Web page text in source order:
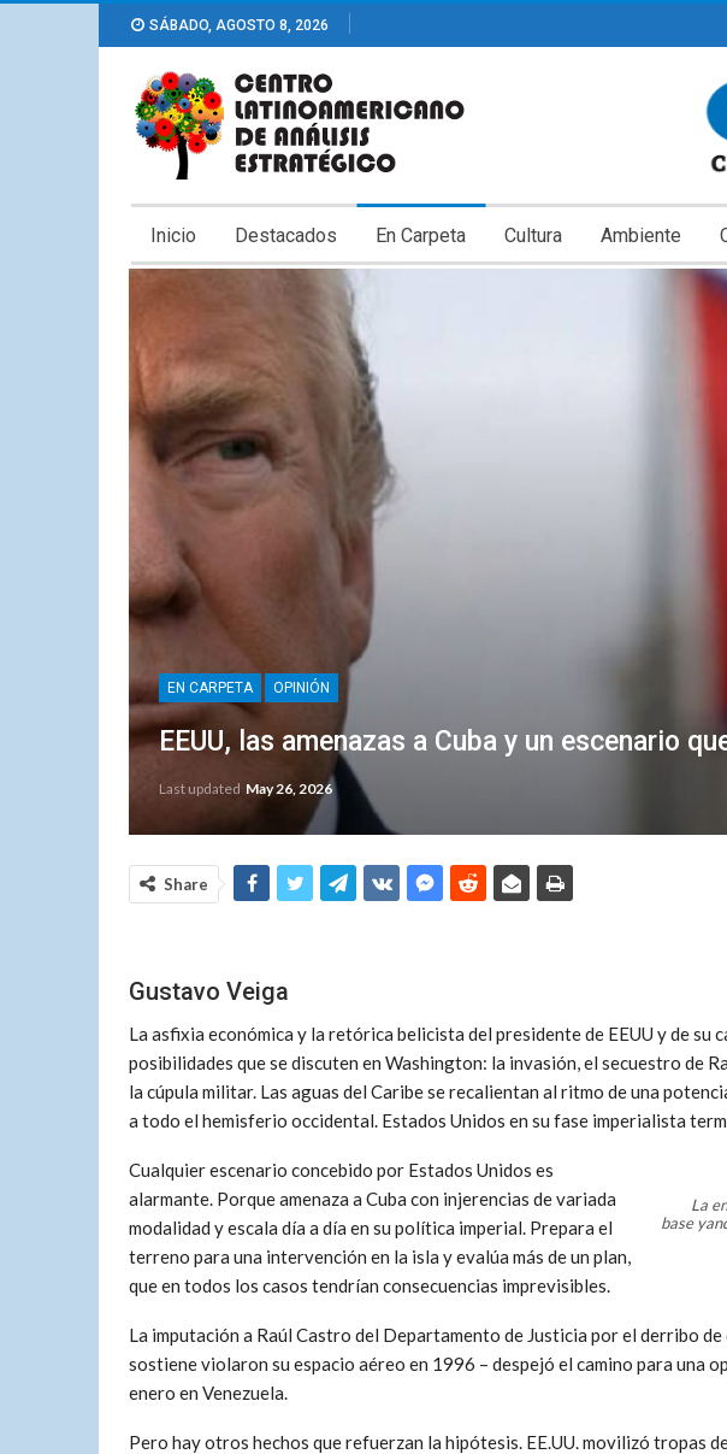
SÁBADO, AGOSTO 8, 2026
Inicio Destacados En Carpeta Cultura Ambiente
EN CARPETA OPINIÓN
EEUU, las amenazas a Cuba y un escenario
Last updated May 26, 2026
Share
Gustavo Veiga
La asfixia económica y la retórica belicista del presidente de EEUU y de su
posibilidades que se discuten en Washington: la invasión, el secuestro de
la cúpula militar. Las aguas del Caribe se recalientan al ritmo de una
a todo el hemisferio occidental. Estados Unidos en su fase imperialista
La
base
Cualquier escenario concebido por Estados Unidos es
alarmante. Porque amenaza a Cuba con injerencias de variada
modalidad y escala día a día en su política imperial. Prepara el
terreno para una intervención en la isla y evalúa más de un plan,
que en todos los casos tendrían consecuencias imprevisibles.
La imputación a Raúl Castro del Departamento de Justicia por el derribo de
sostiene violaron su espacio aéreo en 1996 – despejó el camino para una
enero en Venezuela.
Pero hay otros hechos que refuerzan la hipótesis. EE.UU. movilizó tropas